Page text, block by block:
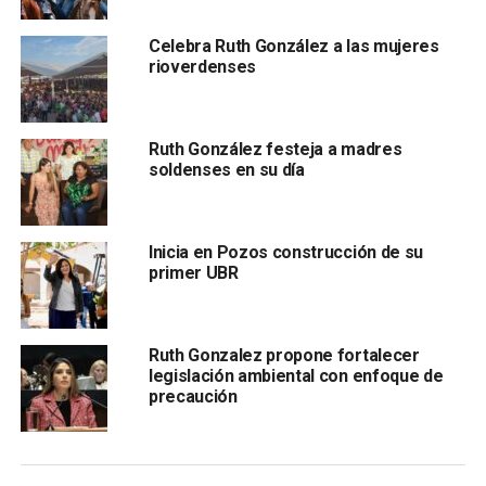
canales de diálogo constructivo con el Senado mexicano.
En este marco, la congresista demócrata por Nueva York,
Nydia Velázquez reconoció los argumentos presentados
por la delegación mexicana y anunció que impulsará una
Más tarde, la senadora sostuvo reuniones con sus
similares, Tim Kaine, presidente del Subcomité para el
Hemisferio Occidental, así como con Rubén Gallego y
Mark Kelly, representantes del estado de Arizona
González Silva advirtió que la propuesta vulnera el
Celebra Ruth González a las mujeres
rioverdenses
Ruth González festeja a madres
soldenses en su día
Inicia en Pozos construcción de su
primer UBR
Ruth Gonzalez propone fortalecer
legislación ambiental con enfoque de
precaución